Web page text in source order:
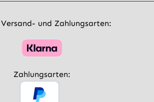
Versand- und Zahlungsarten:
Zahlungsarten: